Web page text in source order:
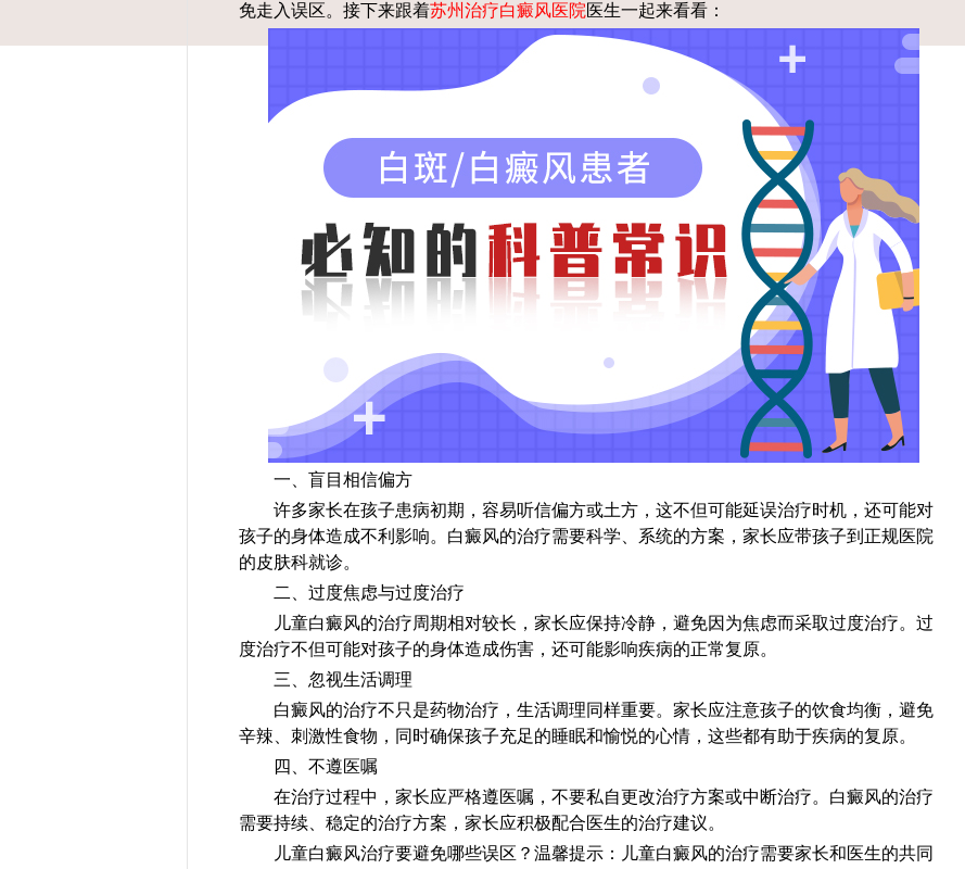
免走入误区。接下来跟着苏州治疗白癜风医院医生一起来看看：
一、盲目相信偏方
许多家长在孩子患病初期，容易听信偏方或土方，这不但可能延误治疗时机，还可能对
孩子的身体造成不利影响。白癜风的治疗需要科学、系统的方案，家长应带孩子到正规医院
的皮肤科就诊。
二、过度焦虑与过度治疗
儿童白癜风的治疗周期相对较长，家长应保持冷静，避免因为焦虑而采取过度治疗。过
度治疗不但可能对孩子的身体造成伤害，还可能影响疾病的正常复原。
三、忽视生活调理
白癜风的治疗不只是药物治疗，生活调理同样重要。家长应注意孩子的饮食均衡，避免
辛辣、刺激性食物，同时确保孩子充足的睡眠和愉悦的心情，这些都有助于疾病的复原。
四、不遵医嘱
在治疗过程中，家长应严格遵医嘱，不要私自更改治疗方案或中断治疗。白癜风的治疗
需要持续、稳定的治疗方案，家长应积极配合医生的治疗建议。
儿童白癜风治疗要避免哪些误区？温馨提示：儿童白癜风的治疗需要家长和医生的共同